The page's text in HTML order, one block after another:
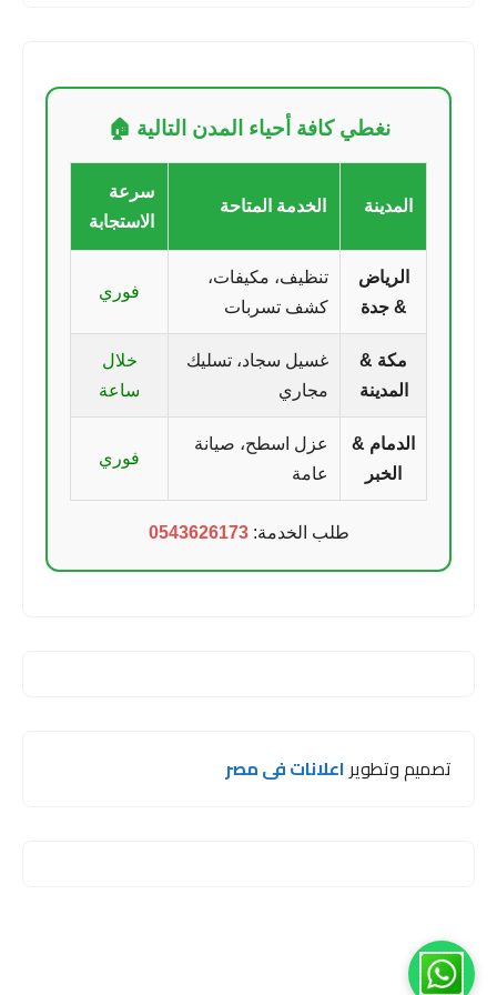
نغطي كافة أحياء المدن التالية 🏠
المدينة الخدمة المتاحة
سرعة
الاستجابة
الرياض
& جدة
تنظيف، مكيفات،
كشف تسربات
فوري
مكة &
المدينة
غسيل سجاد، تسليك
مجاري
خلال
ساعة
الدمام &
الخبر
عزل اسطح، صيانة
عامة
فوري
طلب الخدمة:0543626173
تصميم وتطويراعلانات فى مصر